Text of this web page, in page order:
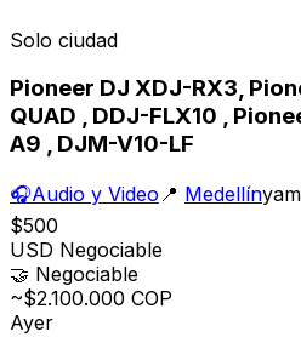
Solo ciudad
Pioneer DJ XDJ-RX3,
QUAD , DDJ-FLX10 ,
A9 , DJM-V10-LF
🎧Audio y Video 📍 Medellín
$500
USD Negociable
🤝 Negociable
~$2.100.000 COP
Ayer